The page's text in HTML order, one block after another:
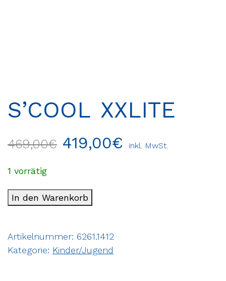
S’COOL XXLITE
469,00€ 419,00€ inkl. MwSt.
1 vorrätig
In den Warenkorb
Artikelnummer: 6261.1412
Kategorie: Kinder/Jugend